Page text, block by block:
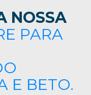
NOSSA
PARA
E BETO.